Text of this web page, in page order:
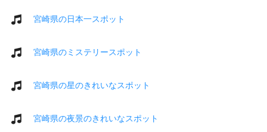
宮崎県の日本一スポット
宮崎県のミステリースポット
宮崎県の星のきれいなスポット
宮崎県の夜景のきれいなスポット